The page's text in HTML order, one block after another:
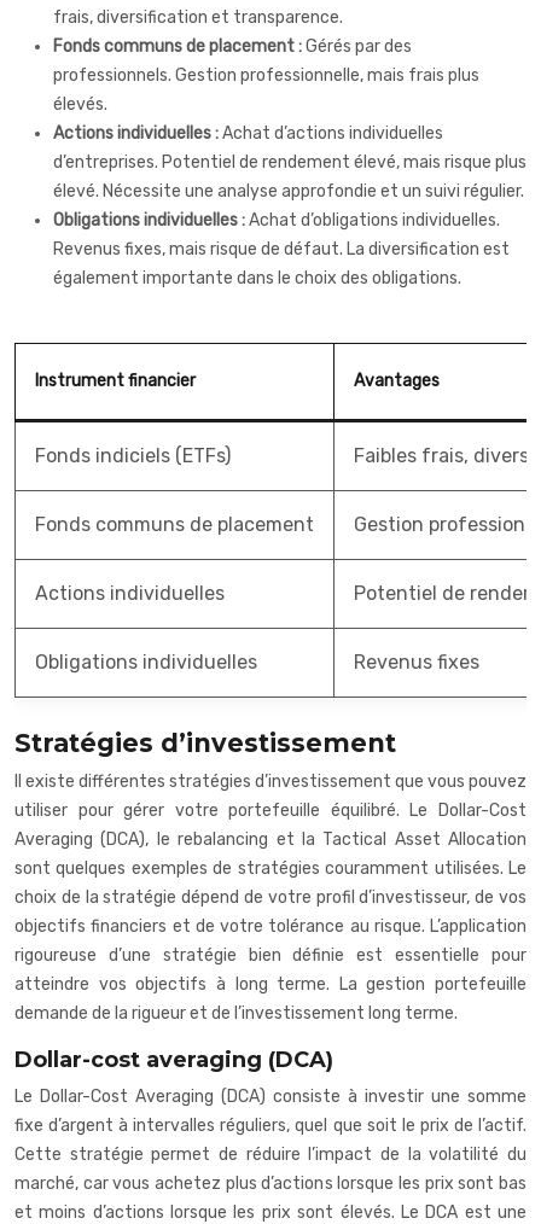
frais, diversification et transparence.
Fonds communs de placement :Gérés par des
professionnels. Gestion professionnelle, mais frais plus
élevés.
Actions individuelles :Achat d’actions individuelles
d’entreprises. Potentiel de rendement élevé, mais risque plus
élevé. Nécessite une analyse approfondie et un suivi régulier.
Obligations individuelles :Achat d’obligations individuelles.
Revenus fixes, mais risque de défaut. La diversification est
également importante dans le choix des obligations.
Instrument financier Avantages
Fonds indiciels (ETFs) Faibles frais,
Fonds communs de placement Gestion
Actions individuelles Potentiel de
Obligations individuelles Revenus fixes
Stratégies d’investissement
Il existe différentes stratégies d’investissement que vous pouvez
utiliser pour gérer votre portefeuille équilibré. Le Dollar-Cost
Averaging (DCA), le rebalancing et la Tactical Asset Allocation
sont quelques exemples de stratégies couramment utilisées. Le
choix de la stratégie dépend de votre profil d’investisseur, de vos
objectifs financiers et de votre tolérance au risque. L’application
rigoureuse d’une stratégie bien définie est essentielle pour
atteindre vos objectifs à long terme. La gestion portefeuille
demande de la rigueur et de l’investissement long terme.
Dollar-cost averaging (DCA)
Le Dollar-Cost Averaging (DCA) consiste à investir une somme
fixe d’argent à intervalles réguliers, quel que soit le prix de l’actif.
Cette stratégie permet de réduire l’impact de la volatilité du
marché, car vous achetez plus d’actions lorsque les prix sont bas
et moins d’actions lorsque les prix sont élevés. Le DCA est une